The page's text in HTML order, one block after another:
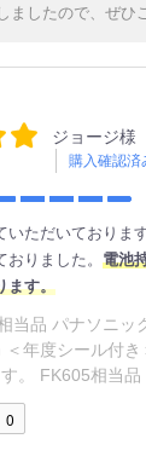
ましたので、ぜひ
ジョージ様
購入確認済
いただいておりま
りました。 電池
ます。
当品 パナソニッ
年度シール付
。 FK605相当品
0